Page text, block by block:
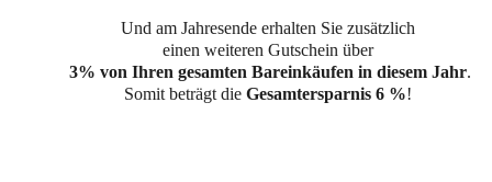
Und am Jahresende erhalten Sie zusätzlich
einen weiteren Gutschein über
3% von Ihren gesamten Bareinkäufen in diesem Jahr.
Somit beträgt die Gesamtersparnis 6 %!